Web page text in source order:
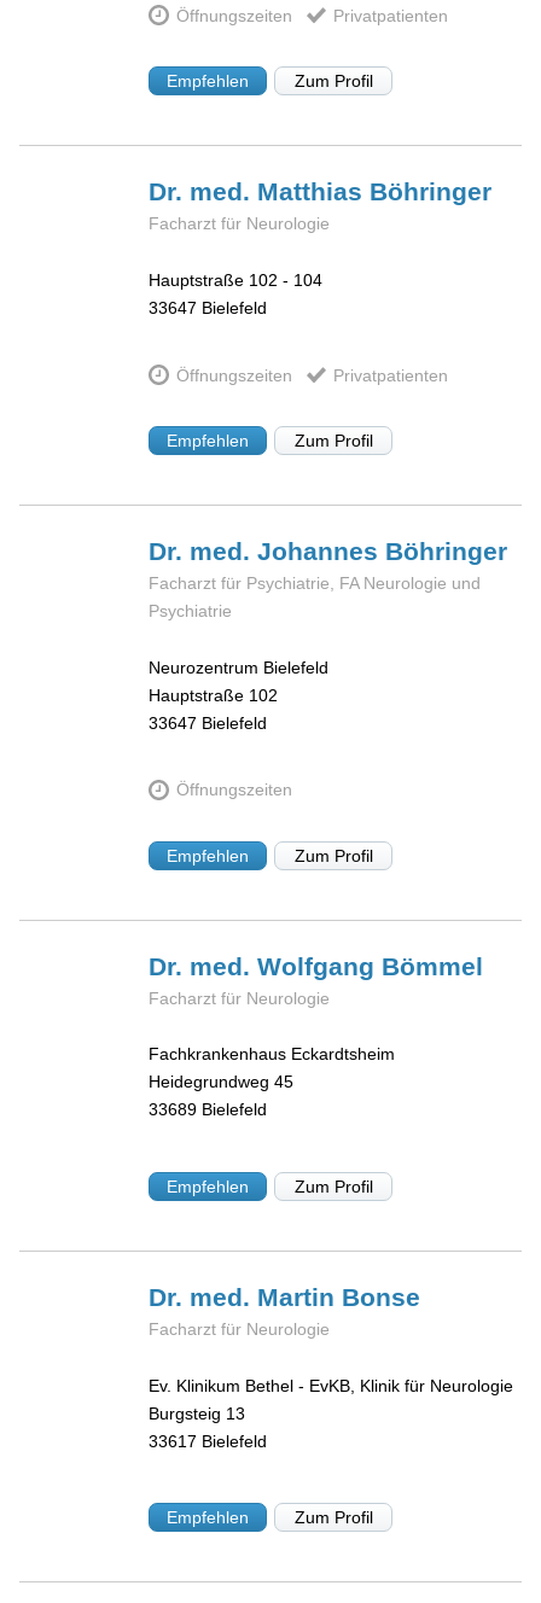
Öffnungszeiten Privatpatienten
Empfehlen Zum Profil
Dr. med. Matthias Böhringer
Facharzt für Neurologie
Hauptstraße 102 - 104
33647 Bielefeld
Öffnungszeiten Privatpatienten
Empfehlen Zum Profil
Dr. med. Johannes Böhringer
Facharzt für Psychiatrie, FA Neurologie und
Psychiatrie
Neurozentrum Bielefeld
Hauptstraße 102
33647 Bielefeld
Öffnungszeiten
Empfehlen Zum Profil
Dr. med. Wolfgang Bömmel
Facharzt für Neurologie
Fachkrankenhaus Eckardtsheim
Heidegrundweg 45
33689 Bielefeld
Empfehlen Zum Profil
Dr. med. Martin Bonse
Facharzt für Neurologie
Ev. Klinikum Bethel - EvKB, Klinik für Neurologie
Burgsteig 13
33617 Bielefeld
Empfehlen Zum Profil